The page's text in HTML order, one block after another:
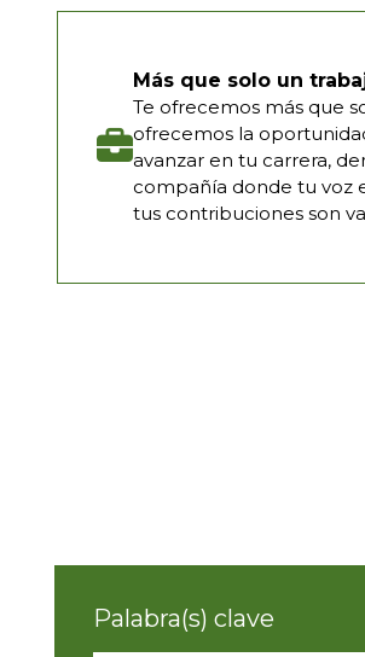
Más que solo un
Te ofrecemos más que
ofrecemos la
avanzar en tu carrera,
compañía donde tu voz
tus contribuciones son
Palabra(s) clave